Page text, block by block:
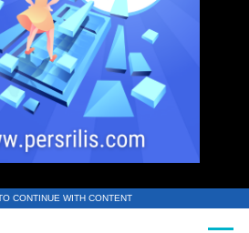
CONTINUE WITH CONTENT